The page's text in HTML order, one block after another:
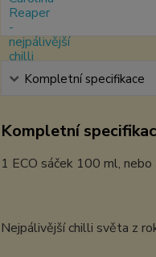
Kompletní specifikace
Kompletní
1 ECO sáček 100 ml,
Nejpálivější chilli světa z